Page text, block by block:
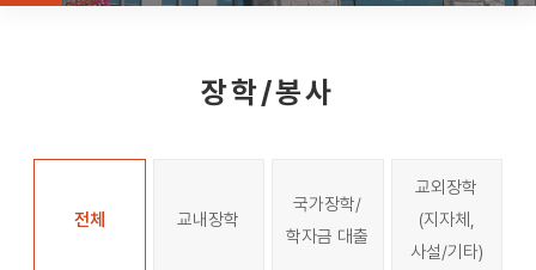
장학/봉사
전체 교내장학
국가장학/
학자금 대출
교외장학
(지자체,
사설/기타)